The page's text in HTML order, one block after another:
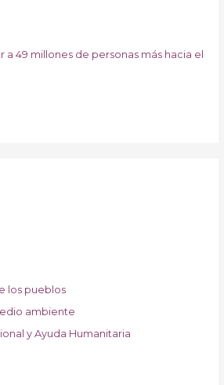
a 49 millones de personas más hacia el
los pueblos
ambiente
y Ayuda Humanitaria